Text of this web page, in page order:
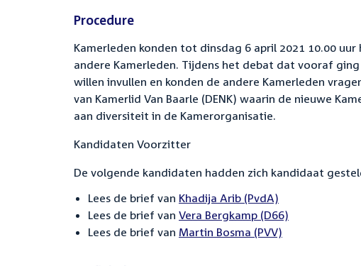
Procedure
Kamerleden konden tot dinsdag 6 april 2021 10.00
andere Kamerleden. Tijdens het debat dat vooraf
willen invullen en konden de andere Kamerleden
van Kamerlid Van Baarle (DENK) waarin de nieuwe
aan diversiteit in de Kamerorganisatie.
Kandidaten Voorzitter
De volgende kandidaten hadden zich kandidaat
Lees de brief van Khadija Arib (PvdA)
Lees de brief van Vera Bergkamp (D66)
Lees de brief van Martin Bosma (PVV)